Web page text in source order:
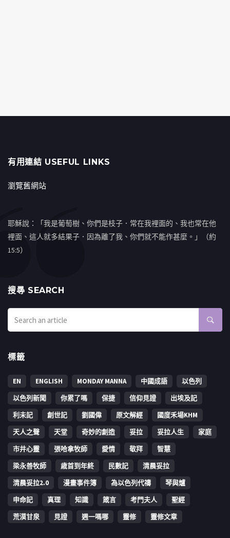
有用連結 USEFUL LINKS
瀏覽舊網站
耶穌說：「我是葡萄樹、你們是枝子．常在我裡面的、我也常在他
裡面、這人就多結果子．因為離了我、你們就不能作甚麼。」（約
15:5）
搜㝷 SEARCH
標籤
EN ENGLISH MONDAY MANNA 中國成語
以色列
以色列新聞
你累了嗎 保捷 信仰見證
出埃及記
利未記
創世記 劉國偉 原文解經
國度禾場KHM
天人之聲
天堂 奇妙的創造 妥拉 妥拉人生
家庭
市井心靈
張哈拿牧師 愛情 敬拜
智慧
梁永善牧師
歳首到年終 民數記
清晨妥拉
清晨妥拉2.0
漫畫事件簿 為以色列代禱
琴與爐
申命記
真理 知識 箴言 考門夫人
聖經
荒漠甘泉
見證 週一嗎哪 靈修 靈修文章